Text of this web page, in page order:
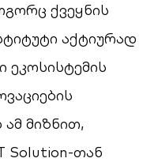
ქვეყნის
აქტიურად
ეკოსისტემის
მიზნით,
Solution-თან